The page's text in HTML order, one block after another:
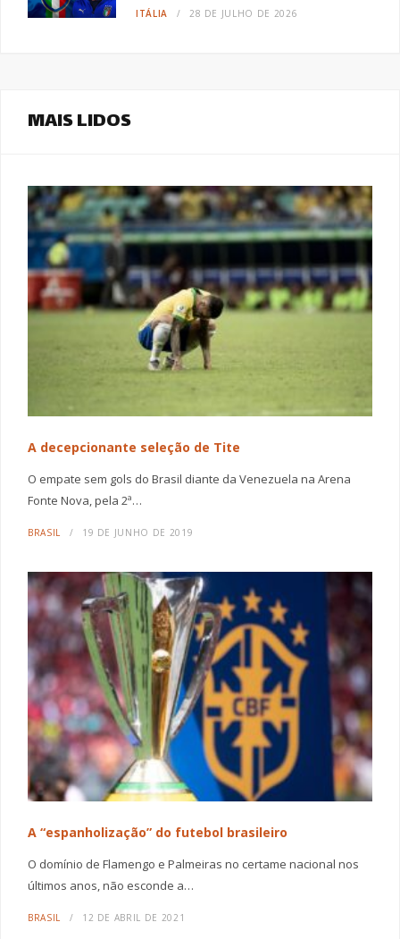
ITÁLIA 28 DE JULHO DE 2026
MAIS LIDOS
A decepcionante seleção de Tite
O empate sem gols do Brasil diante da Venezuela na Arena
Fonte Nova, pela 2ª…
BRASIL 19 DE JUNHO DE 2019
A “espanholização” do futebol brasileiro
O domínio de Flamengo e Palmeiras no certame nacional nos
últimos anos, não esconde a…
BRASIL 12 DE ABRIL DE 2021